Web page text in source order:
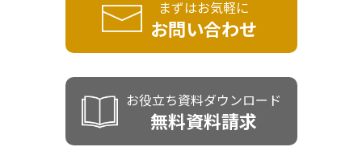
まずはお気軽に
お問い合わせ
お役立ち資料ダウンロード
無料資料請求